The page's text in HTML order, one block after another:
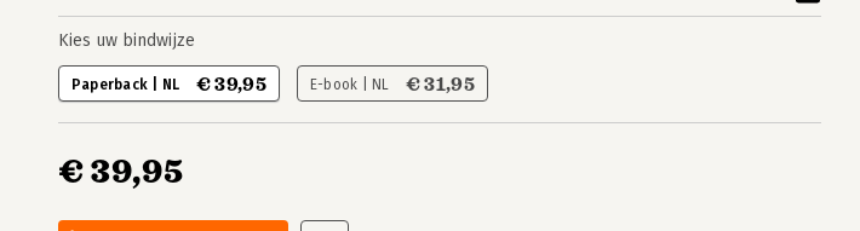
Kies uw bindwijze
Paperback | NL € 39,95 E-book | NL € 31,95
€ 39,95